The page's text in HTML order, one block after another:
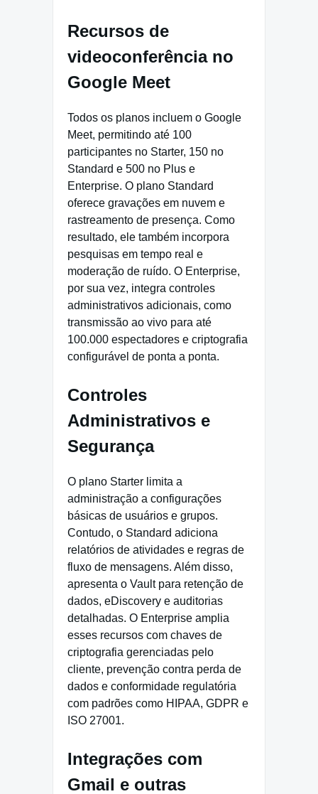
Recursos de
videoconferência no
Google Meet
Todos os planos incluem o Google
Meet, permitindo até 100
participantes no Starter, 150 no
Standard e 500 no Plus e
Enterprise. O plano Standard
oferece gravações em nuvem e
rastreamento de presença. Como
resultado, ele também incorpora
pesquisas em tempo real e
moderação de ruído. O Enterprise,
por sua vez, integra controles
administrativos adicionais, como
transmissão ao vivo para até
100.000 espectadores e criptografia
configurável de ponta a ponta.
Controles
Administrativos e
Segurança
O plano Starter limita a
administração a configurações
básicas de usuários e grupos.
Contudo, o Standard adiciona
relatórios de atividades e regras de
fluxo de mensagens. Além disso,
apresenta o Vault para retenção de
dados, eDiscovery e auditorias
detalhadas. O Enterprise amplia
esses recursos com chaves de
criptografia gerenciadas pelo
cliente, prevenção contra perda de
dados e conformidade regulatória
com padrões como HIPAA, GDPR e
ISO 27001.
Integrações com
Gmail e outras